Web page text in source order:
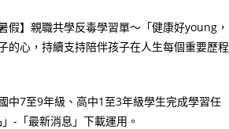
】親職共學反毒學習單～「健康好young，
的心，持續支持陪伴孩子在人生每個重要歷程
中7至9年級、高中1至3年級學生完成學習任
-「最新消息」下載運用。